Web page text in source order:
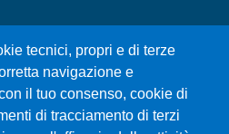
tecnici, propri e di terze
navigazione e
il tuo consenso, cookie di
di tracciamento di terzi